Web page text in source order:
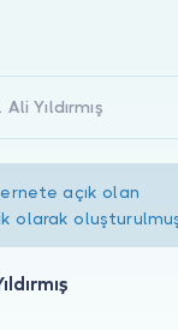
Ali Yıldırmış
açık olan
olarak